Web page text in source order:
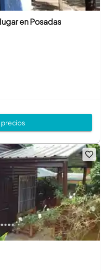
en Posadas
precios